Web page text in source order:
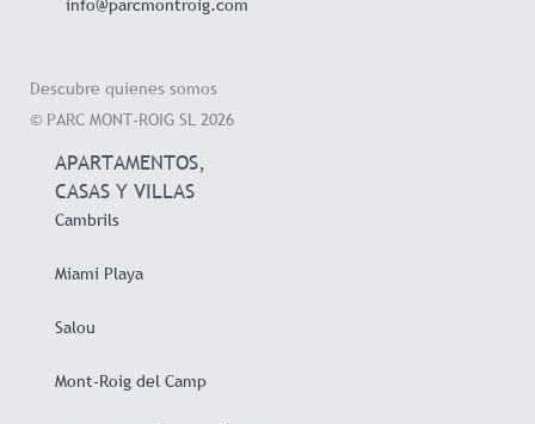
info@parcmontroig.com
Descubre quienes somos
© PARC MONT-ROIG SL 2026
APARTAMENTOS,
CASAS Y VILLAS
Cambrils
Miami Playa
Salou
Mont-Roig del Camp